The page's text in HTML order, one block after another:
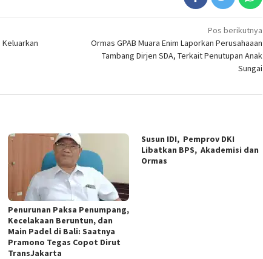
Keluarkan
Pos berikutnya
Ormas GPAB Muara Enim Laporkan Perusahaaan
Tambang Dirjen SDA, Terkait Penutupan Anak
Sungai
Penurunan Paksa Penumpang,
Kecelakaan Beruntun, dan
Main Padel di Bali: Saatnya
Pramono Tegas Copot Dirut
TransJakarta
Susun IDI, Pemprov DKI
Libatkan BPS, Akademisi dan
Ormas